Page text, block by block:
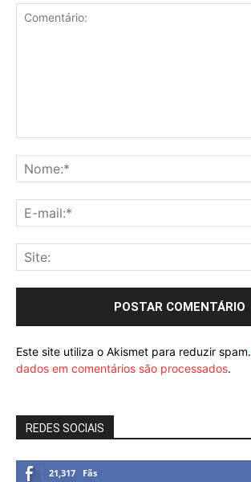
Este site utiliza o Akismet para reduzir spam.
dados em comentários são processados.
REDES SOCIAIS
21,317 Fãs